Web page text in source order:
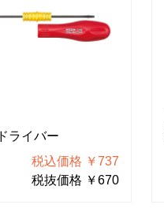
ライバー
税込価格 ￥737
税抜価格 ￥670